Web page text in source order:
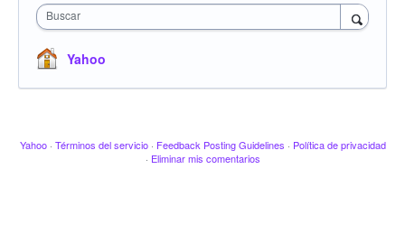
Buscar
Yahoo
Yahoo · Términos del servicio · Feedback Posting Guidelines · Política de privacidad
· Eliminar mis comentarios